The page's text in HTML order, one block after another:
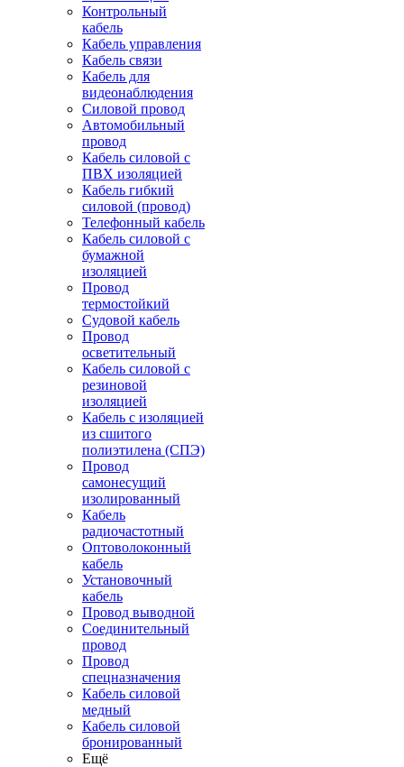
Контрольный
кабель
Кабель управления
Кабель связи
Кабель для
видеонаблюдения
Силовой провод
Автомобильный
провод
Кабель силовой с
ПВХ изоляцией
Кабель гибкий
силовой (провод)
Телефонный кабель
Кабель силовой с
бумажной
изоляцией
Провод
термостойкий
Судовой кабель
Провод
осветительный
Кабель силовой с
резиновой
изоляцией
Кабель с изоляцией
из сшитого
полиэтилена (СПЭ)
Провод
самонесущий
изолированный
Кабель
радиочастотный
Оптоволоконный
кабель
Установочный
кабель
Провод выводной
Соединительный
провод
Провод
спецназначения
Кабель силовой
медный
Кабель силовой
бронированный
Ещё